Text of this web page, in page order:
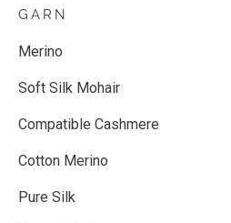
GARN
Merino
Soft Silk Mohair
Compatible Cashmere
Cotton Merino
Pure Silk